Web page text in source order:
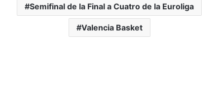
Semifinal de la Final a Cuatro de la Euroliga
Valencia Basket